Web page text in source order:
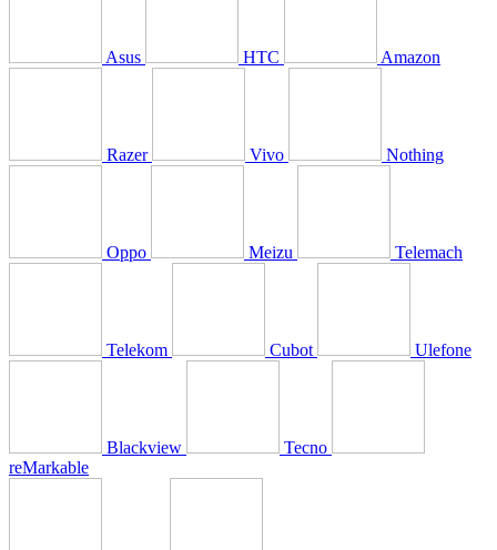
Asus HTC Amazon
Razer Vivo Nothing
Oppo Meizu Telemach
Telekom Cubot Ulefone
Blackview
Tecno
reMarkable